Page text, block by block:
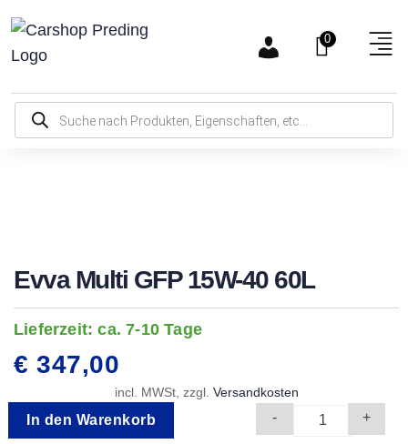
0
Evva Multi GFP 15W-40 60L
Lieferzeit:ca. 7-10 Tage
€ 347,00
incl. MWSt, zzgl. Versandkosten
- +
In den Warenkorb